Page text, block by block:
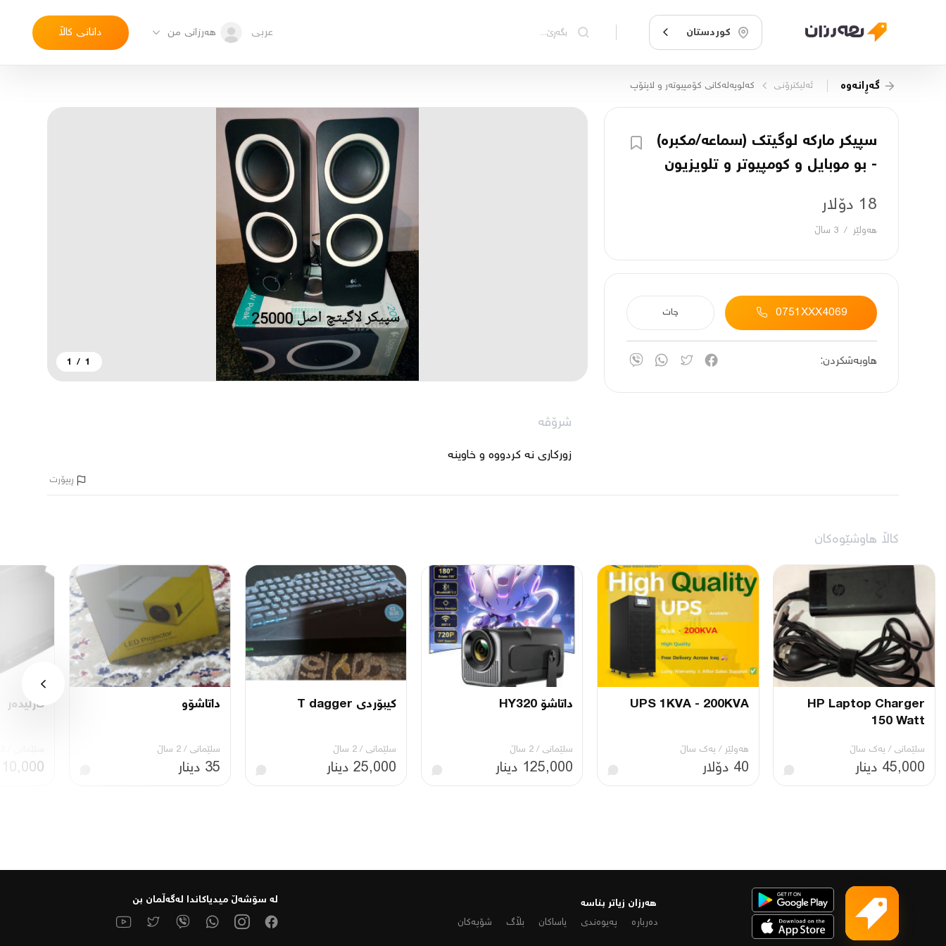
کوردستان عربی هەرزانی من دانانی کاڵا
گەڕانەوە ئەلیکترۆنـی کەلوپەلەکانی کۆمپیوتەر و لاپتۆپ
سپیکر مارکه لوگیتک (سماعه/مکبره)
- بو موبایل و کومپیوتر و تلویزیون
18 دۆلار
هەولێر / 3 ساڵ
0751XXX4069 چات
هاوبەشکردن: 1
/
1
شرۆڤە
زورکاری نه کردووه و خاوینه
ڕیپۆرت
کاڵا هاوشێوەکان
HP Laptop Charger
150 Watt
سلێمانی / یه‌ك ساڵ
45,000 دینار
UPS 1KVA - 200KVA
هەولێر / یه‌ك ساڵ
40 دۆلار
داتاشۆ HY320
سلێمانی / 2 ساڵ
125,000 دینار
کیبۆردی T dagger
سلێمانی / 2 ساڵ
25,000 دینار
داتاشۆو
سلێمانی / 2 ساڵ
35 دینار
کارلیدەر
10,000 دینار
هەرزان زیاتر بناسە
دەربارە
پەیوەندی یاساکان بڵاگ شۆپەکان
لە سۆشەڵ میدیاكاندا لەگەڵمان بن